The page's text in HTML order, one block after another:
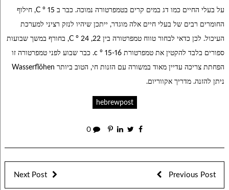
על בעלי החיים כמו דג במים קרים בטמפרטורה נמוכה. כבר ב 15 ° C, חילוף
החומרים רבים של בעלי חיים אלה מוגדר, ייתכן שיהיו לנזק רציני למערכת
העיכול. לכן כדאי לבחור טווח טמפרטורה בין 22, 24 ° C, בחורף במשך שבועות
ספורים בלבד להקטין את טמפרטורת 15-16 ° c. כבר שבוע לפני טמפרטורה זו
הפחתת צריכה עדיין מאוד במשורה עם הזנות חי, הטוב ביותר Wasserflöhen
ניתן להזנה. מדריך אקווריום.
hebrewpost
0
Previous Post
Next Post